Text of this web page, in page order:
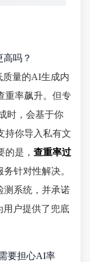
吗？
质量的AI生成内
重率飙升。但专
时，会基于你
持你导入私有文
是， 查重率过
针对性解决。
测系统，并承诺
用户提供了兜底
要担心AI率